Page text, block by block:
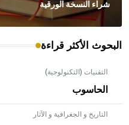
شراء النسخة الورقية
البحوث الأكثر قراءة
التقنيات (التكنولوجية)
الحاسوب
التاريخ و الجغرافية و الآثار